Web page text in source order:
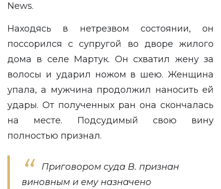
News.
Находясь в нетрезвом состоянии, он
поссорился с супругой во дворе жилого
дома в селе Мартук. Он схватил жену за
волосы и ударил ножом в шею. Женщина
упала, а мужчина продолжил наносить ей
удары. От полученных ран она скончалась
на месте. Подсудимый свою вину
полностью признал.
Приговором суда В. признан
виновным и ему назначено